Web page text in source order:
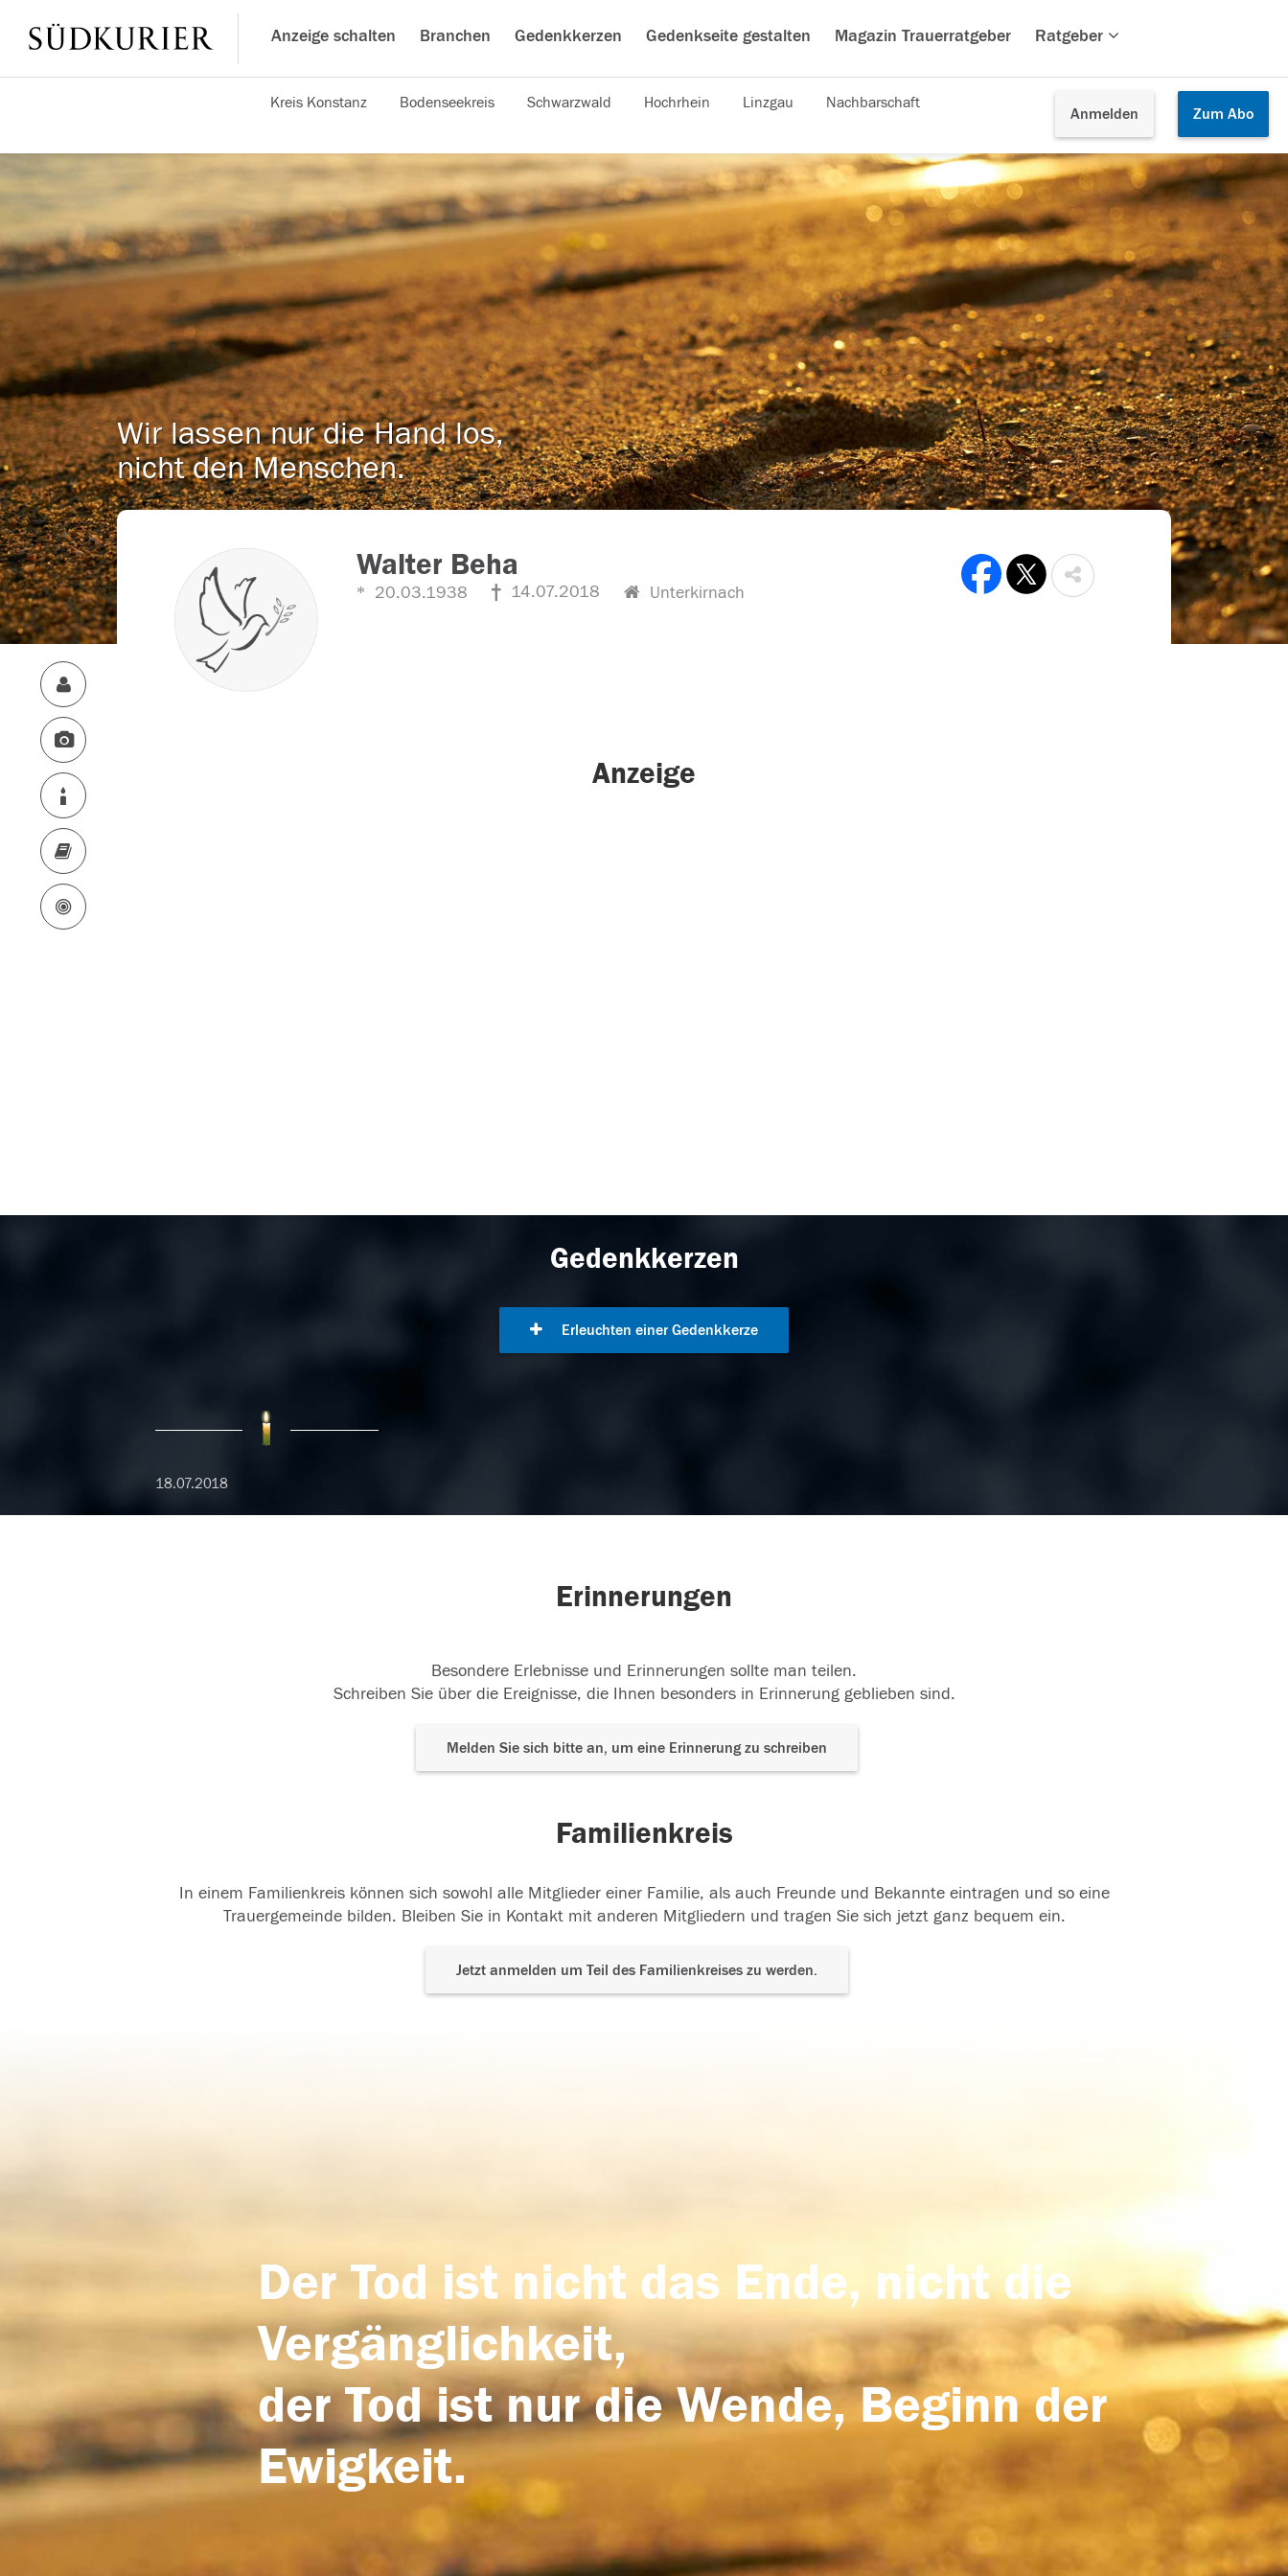
Anzeige schalten Branchen Gedenkkerzen Gedenkseite gestalten Magazin Trauerratgeber Ratgeber
Anmelden Zum Abo
Kreis Konstanz Bodenseekreis Schwarzwald Hochrhein Linzgau Nachbarschaft
Wir lassen nur die Hand los,
nicht den Menschen.
Walter Beha
20.03.1938 14.07.2018 Unterkirnach
Anzeige
Gedenkkerzen
Erleuchten einer Gedenkkerze
18.07.2018
Erinnerungen
Besondere Erlebnisse und Erinnerungen sollte man teilen.
Schreiben Sie über die Ereignisse, die Ihnen besonders in Erinnerung geblieben sind.
Melden Sie sich bitte an, um eine Erinnerung zu schreiben
Familienkreis
In einem Familienkreis können sich sowohl alle Mitglieder einer Familie, als auch Freunde und Bekannte eintragen und so eine
Trauergemeinde bilden. Bleiben Sie in Kontakt mit anderen Mitgliedern und tragen Sie sich jetzt ganz bequem ein.
Jetzt anmelden um Teil des Familienkreises zu werden.
Der Tod ist nicht das Ende, nicht die
Vergänglichkeit,
der Tod ist nur die Wende, Beginn der
Ewigkeit.